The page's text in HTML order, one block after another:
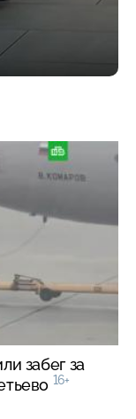
забег за
16+